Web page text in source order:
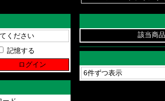
記憶する
該当商